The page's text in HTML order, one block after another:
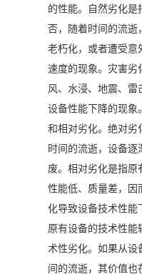
的性能。自然劣化是
否，随着时间的流逝
老朽化，或者遭受意
速度的现象。灾害劣
风、水浸、地震、雷
设备性能下降的现象
和相对劣化。绝对劣
时间的流逝，设备逐
废。相对劣化是指原
性能低、质量差，因
化导致设备技术性能
原有设备的技术性能
术性劣化。如果从设
间的流逝，其价值也